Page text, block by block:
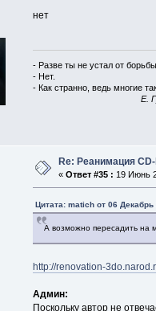
нет
- Разве ты не устал от
- Нет.
- Как странно, ведь многие
E.
Re: Реанимация CD-
«Ответ #35 : 19 Июнь
Цитата: matich от 06 Декабрь
А возможно пересадить на
http://renovation-
Админ:
Поскольку автор не